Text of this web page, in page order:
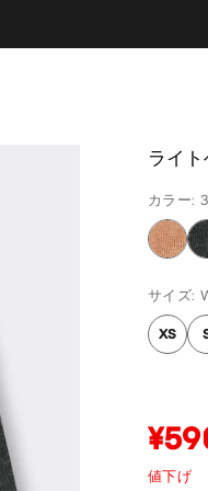
ライ
カラー:
サイズ:
XS
値下げ